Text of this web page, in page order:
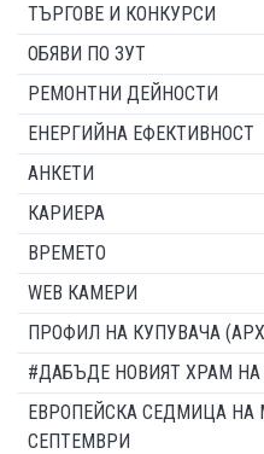
ТЪРГОВЕ И КОНКУРСИ
ОБЯВИ ПО ЗУТ
РЕМОНТНИ ДЕЙНОСТИ
ЕНЕРГИЙНА ЕФЕКТИВНОСТ
АНКЕТИ
КАРИЕРА
ВРЕМЕТО
WEB КАМЕРИ
ПРОФИЛ НА КУПУВАЧА
#ДАБЪДЕ НОВИЯТ ХРАМ НА
ЕВРОПЕЙСКА СЕДМИЦА НА
СЕПТЕМВРИ